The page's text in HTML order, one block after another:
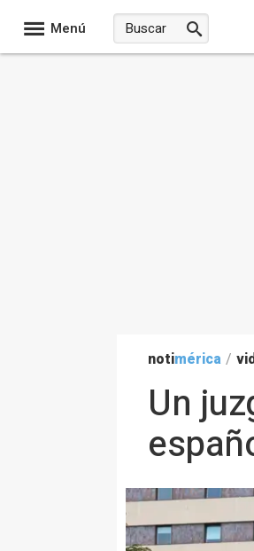
Menú
notimérica /
Un